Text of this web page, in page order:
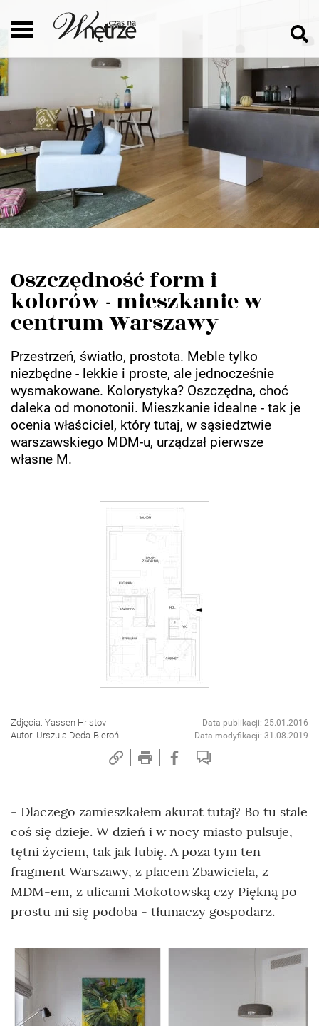
Oszczędność form i
kolorów - mieszkanie w
centrum Warszawy
Przestrzeń, światło, prostota. Meble tylko
niezbędne - lekkie i proste, ale jednocześnie
wysmakowane. Kolorystyka? Oszczędna, choć
daleka od monotonii. Mieszkanie idealne - tak je
ocenia właściciel, który tutaj, w sąsiedztwie
warszawskiego MDM-u, urządzał pierwsze
własne M.
Zdjęcia: Yassen Hristov
Autor: Urszula Deda-Bieroń
Data publikacji: 25.01.2016
Data modyfikacji: 31.08.2019
- Dlaczego zamieszkałem akurat tutaj? Bo tu stale
coś się dzieje. W dzień i w nocy miasto pulsuje,
tętni życiem, tak jak lubię. A poza tym ten
fragment Warszawy, z placem Zbawiciela, z
MDM-em, z ulicami Mokotowską czy Piękną po
prostu mi się podoba - tłumaczy gospodarz.